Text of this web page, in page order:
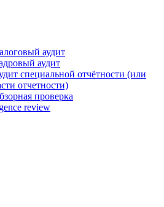
аудит
аудит
специальной отчётности (или
отчетности)
проверка
review